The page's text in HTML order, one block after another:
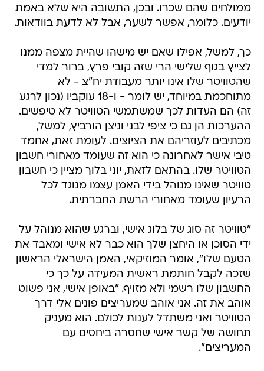
ממולחים שהם שכרו. ובכן, התשובה היא שלא באמת
יודעים. כלומר, אפשר לשער, אבל לא לדעת בוודאות.
כך, למשל, אפילו שאם יש מישהו שהיית מצפה ממנו
לצייץ בגוף שלישי הרי שזה קובי פרץ, ברור למדי
שהטוויטר שלו אינו יותר מעבודת יח"צ - לא
מתוחכמת במיוחד, יש לומר - ו-18 עוקביו (נכון לרגע
זה) הם העדות לכך שמשתמשי הטוויטר לא טיפשים.
ההערכות הן גם כי ציפי לבני וניצן הורביץ, למשל,
מכתיבים לעוזריהם את הציוצים. לעומת זאת, אחמד
טיבי אישר לאחרונה כי הוא זה שעומד מאחורי חשבון
הטוויטר שלו. בהתאם לזאת, יוני בלוך מציין כי חשבון
טוויטר שאינו מנוהל בידי האמן עצמו מנוגד לכל
הרעיון שעומד מאחורי הרשת החברתית.
"טוויטר זה סוג של בלוג אישי, וברגע שהוא מנוהל על
ידי הסוכן או היחצן שלך הוא כבר לא אישי ומאבד את
הטעם שלו", אומר המוזיקאי, האמן הישראלי הראשון
שזכה לקבל חותמת ראשית המעידה על כך כי
החשבון שלו רשמי ולא מזויף. "באופן אישי, אני פשוט
אוהב את זה. אני אוהב שמעריצים פונים אלי דרך
הטוויטר ואני משתדל לענות לכולם. הוא מעניק
תחושה של קשר אישי שחסרה ביחסים עם
המעריצים".